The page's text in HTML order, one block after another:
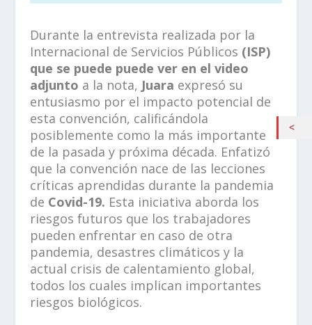
Durante la entrevista realizada por la
Internacional de Servicios Públicos (ISP)
que se puede puede ver en el video
adjunto a la nota, Juara expresó su
entusiasmo por el impacto potencial de
esta convención, calificándola
posiblemente como la más importante
de la pasada y próxima década. Enfatizó
que la convención nace de las lecciones
críticas aprendidas durante la pandemia
de Covid-19. Esta iniciativa aborda los
riesgos futuros que los trabajadores
pueden enfrentar en caso de otra
pandemia, desastres climáticos y la
actual crisis de calentamiento global,
todos los cuales implican importantes
riesgos biológicos.